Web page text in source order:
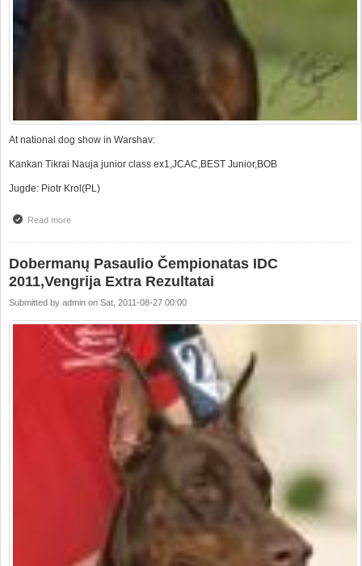
At national dog show in Warshav:
Kankan Tikrai Nauja junior class ex1,JCAC,BEST Junior,BOB
Jugde: Piotr Krol(PL)
Read moreabout Show News from Warshaw, Poland
Dobermanų Pasaulio Čempionatas IDC
2011,Vengrija Extra Rezultatai
Submitted by admin on Sat, 2011-08-27 00:00